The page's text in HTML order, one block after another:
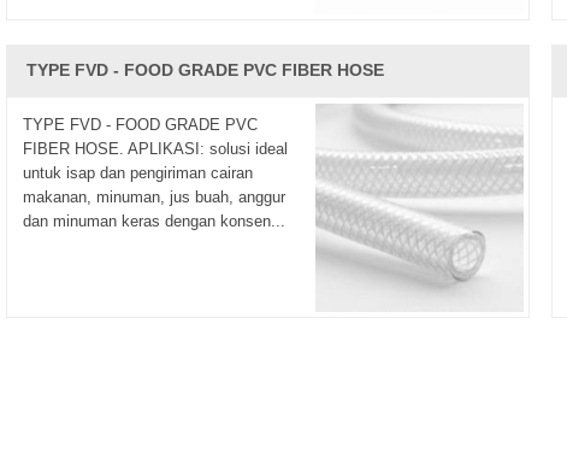
TYPE FVD - FOOD GRADE PVC FIBER HOSE
TYPE FVD - FOOD GRADE PVC
FIBER HOSE. APLIKASI: solusi ideal
untuk isap dan pengiriman cairan
makanan, minuman, jus buah, anggur
dan minuman keras dengan konsen...